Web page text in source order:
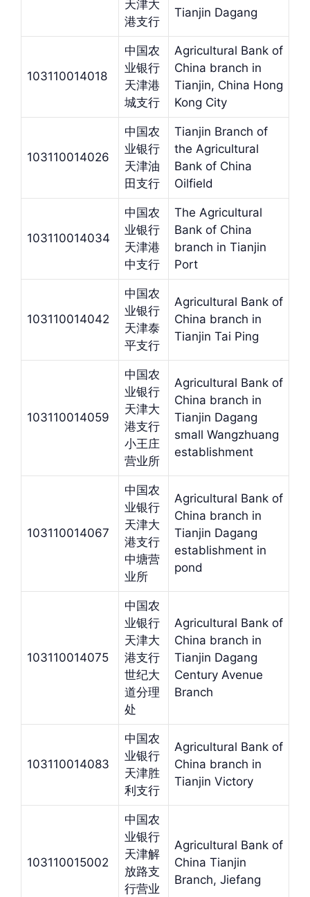
天津大
港支行
Tianjin Dagang
103110014018
中国农
业银行
天津港
城支行
Agricultural Bank of
China branch in
Tianjin, China Hong
Kong City
103110014026
中国农
业银行
天津油
田支行
Tianjin Branch of
the Agricultural
Bank of China
Oilfield
103110014034
中国农
业银行
天津港
中支行
The Agricultural
Bank of China
branch in Tianjin
Port
103110014042
中国农
业银行
天津泰
平支行
Agricultural Bank of
China branch in
Tianjin Tai Ping
103110014059
中国农
业银行
天津大
港支行
小王庄
营业所
Agricultural Bank of
China branch in
Tianjin Dagang
small Wangzhuang
establishment
103110014067
中国农
业银行
天津大
港支行
中塘营
业所
Agricultural Bank of
China branch in
Tianjin Dagang
establishment in
pond
103110014075
中国农
业银行
天津大
港支行
世纪大
道分理
处
Agricultural Bank of
China branch in
Tianjin Dagang
Century Avenue
Branch
103110014083
中国农
业银行
天津胜
利支行
Agricultural Bank of
China branch in
Tianjin Victory
103110015002
中国农
业银行
天津解
放路支
行营业
Agricultural Bank of
China Tianjin
Branch, Jiefang